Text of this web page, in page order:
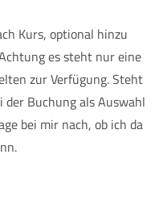
Kurs, optional hinzu
es steht nur eine
zur Verfügung. Steht
der Buchung als Auswahl
bei mir nach, ob ich da